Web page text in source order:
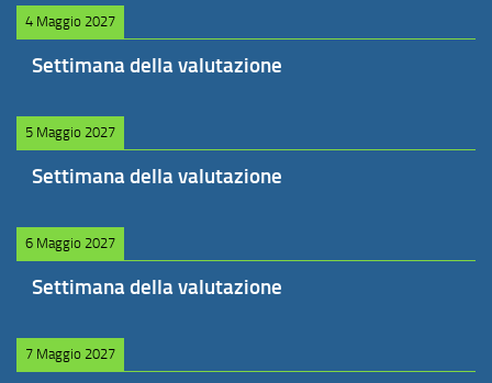
4 Maggio 2027
Settimana della valutazione
5 Maggio 2027
Settimana della valutazione
6 Maggio 2027
Settimana della valutazione
7 Maggio 2027